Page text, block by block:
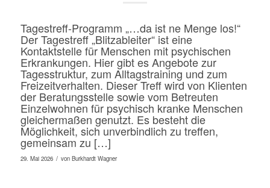
Tagestreff-Programm „…da ist ne Menge los!“
Der Tagestreff „Blitzableiter“ ist eine
Kontaktstelle für Menschen mit psychischen
Erkrankungen. Hier gibt es Angebote zur
Tagesstruktur, zum Alltagstraining und zum
Freizeitverhalten. Dieser Treff wird von Klienten
der Beratungsstelle sowie vom Betreuten
Einzelwohnen für psychisch kranke Menschen
gleichermaßen genutzt. Es besteht die
Möglichkeit, sich unverbindlich zu treffen,
gemeinsam zu […]
29. Mai 2026 / von Burkhardt Wagner